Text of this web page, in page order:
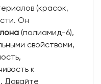
(красок,
Он
(полиамид-6),
свойствами,
к
Давайте